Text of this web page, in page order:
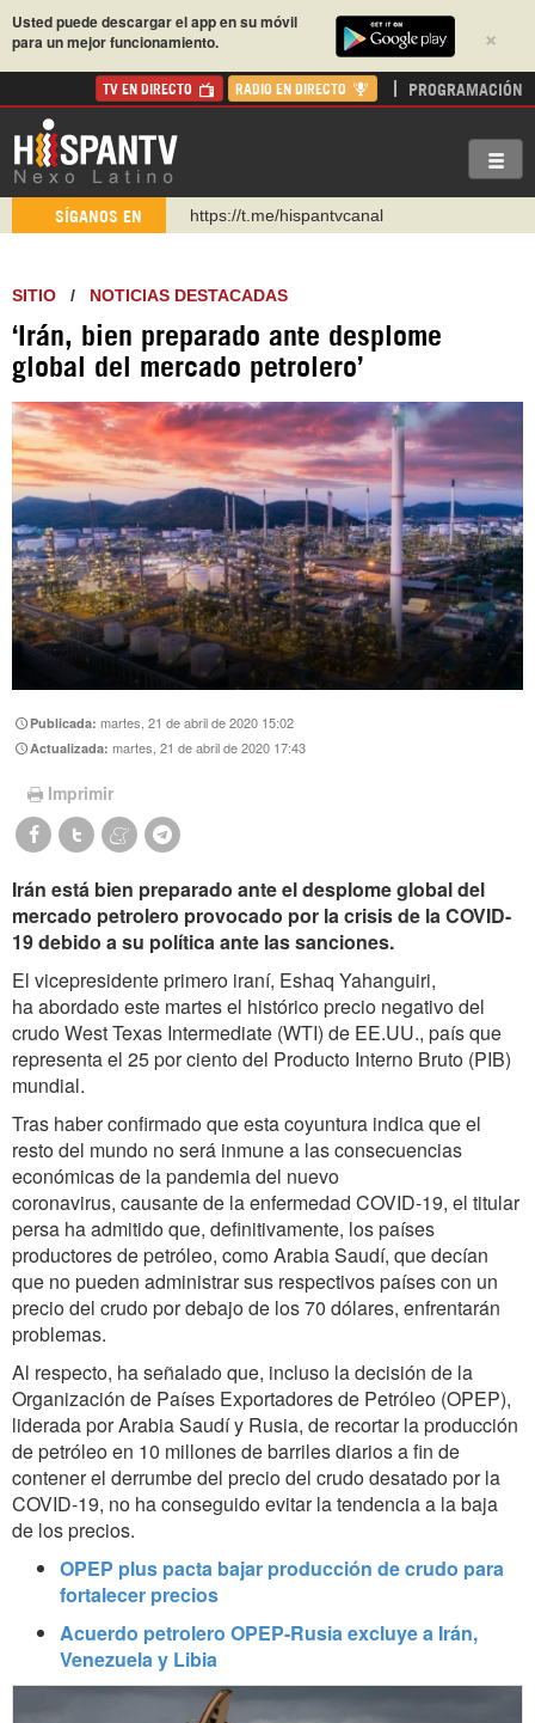
×
Usted puede descargar el app en su móvil
para un mejor funcionamiento.
TV EN DIRECTO RADIO EN DIRECTO PROGRAMACIÓN
SÍGANOS EN
https://t.me/hispantvcanal
WhatsApp y Viber: +98 921 79 29 404
Instagram como: hispan_tv
https://www.facebook.com/Nexolatino.Canal
http://twitter.com/nexo_latino
SITIO / NOTICIAS DESTACADAS
‘Irán, bien preparado ante desplome
global del mercado petrolero’
Publicada:martes, 21 de abril de 2020 15:02
Actualizada:martes, 21 de abril de 2020 17:43
Imprimir
Irán está bien preparado ante el desplome global del
mercado petrolero provocado por la crisis de la COVID-
19 debido a su política ante las sanciones.
El vicepresidente primero iraní, Eshaq Yahanguiri,
ha abordado este martes el histórico precio negativo del
crudo West Texas Intermediate (WTI) de EE.UU., país que
representa el 25 por ciento del Producto Interno Bruto (PIB)
mundial.
Tras haber confirmado que esta coyuntura indica que el
resto del mundo no será inmune a las consecuencias
económicas de la pandemia del nuevo
coronavirus, causante de la enfermedad COVID-19, el titular
persa ha admitido que, definitivamente, los países
productores de petróleo, como Arabia Saudí, que decían
que no pueden administrar sus respectivos países con un
precio del crudo por debajo de los 70 dólares, enfrentarán
problemas.
Al respecto, ha señalado que, incluso la decisión de la
Organización de Países Exportadores de Petróleo (OPEP),
liderada por Arabia Saudí y Rusia, de recortar la producción
de petróleo en 10 millones de barriles diarios a fin de
contener el derrumbe del precio del crudo desatado por la
COVID-19, no ha conseguido evitar la tendencia a la baja
de los precios.
OPEP plus pacta bajar producción de crudo para
fortalecer precios
Acuerdo petrolero OPEP-Rusia excluye a Irán,
Venezuela y Libia